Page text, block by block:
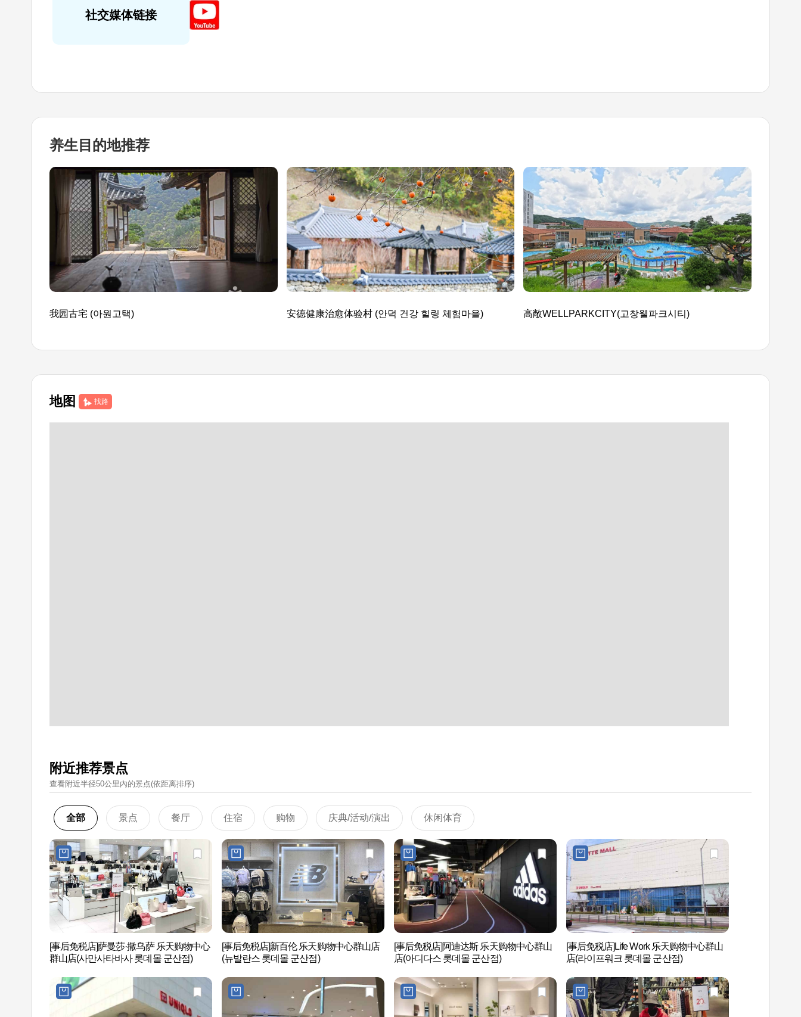
社交媒体链接
养生目的地推荐
我园古宅 (아원고택) 安德健康治愈体验村 (안덕 건강 힐링 체험마을) 高敞WELLPARKCITY(고창웰파크시티)
地图 找路
附近推荐景点
查看附近半径50公里內的景点(依距离排序)
全部 景点 餐厅 住宿 购物 庆典/活动/演出 休闲体育
[事后免税店]萨曼莎·撒乌萨 乐天购物中心
群山店(사만사타바사 롯데몰 군산점)
[事后免税店]新百伦 乐天购物中心群山店
(뉴발란스 롯데몰 군산점)
[事后免税店]阿迪达斯 乐天购物中心群山
店(아디다스 롯데몰 군산점)
[事后免税店]Life Work 乐天购物中心群山
店(라이프워크 롯데몰 군산점)